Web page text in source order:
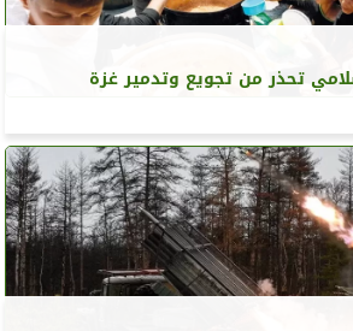
تحذر من تجويع وتدمير غزة